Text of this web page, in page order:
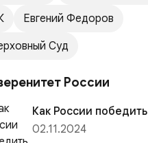
Евгений Федоров
Суд
России
Как России победить
02.11.2024